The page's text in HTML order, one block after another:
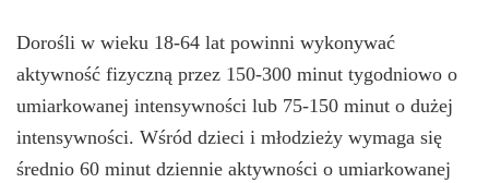
Dorośli w wieku 18-64 lat powinni wykonywać
aktywność fizyczną przez 150-300 minut tygodniowo o
umiarkowanej intensywności lub 75-150 minut o dużej
intensywności. Wśród dzieci i młodzieży wymaga się
średnio 60 minut dziennie aktywności o umiarkowanej